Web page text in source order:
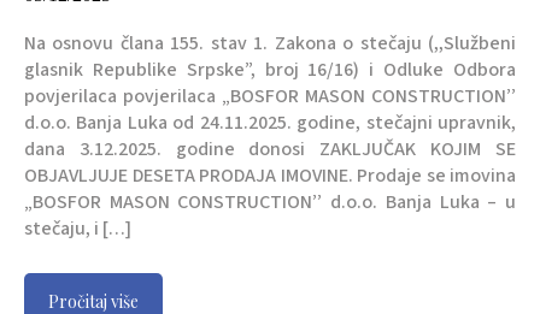
Na osnovu člana 155. stav 1. Zakona o stečaju (,,Službeni
glasnik Republike Srpske”, broj 16/16) i Odluke Odbora
povjerilaca povjerilaca „BOSFOR MASON CONSTRUCTION’’
d.o.o. Banja Luka od 24.11.2025. godine, stečajni upravnik,
dana 3.12.2025. godine donosi ZAKLJUČAK KOJIM SE
OBJAVLJUJE DESETA PRODAJA IMOVINE. Prodaje se imovina
„BOSFOR MASON CONSTRUCTION’’ d.o.o. Banja Luka – u
stečaju, i […]
Pročitaj više